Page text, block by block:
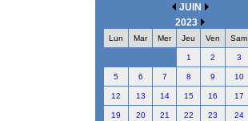
JUIN
2023
Lun Mar Mer Jeu Ven Sam
1 2 3
5 6 7 8 9 10
12 13 14 15 16 17
19 20 21 22 23 24